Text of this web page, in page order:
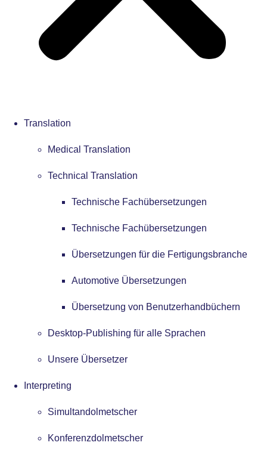
Translation
Medical Translation
Technical Translation
Technische Fachübersetzungen
Technische Fachübersetzungen
Übersetzungen für die Fertigungsbranche
Automotive Übersetzungen
Übersetzung von Benutzerhandbüchern
Desktop-Publishing für alle Sprachen
Unsere Übersetzer
Interpreting
Simultandolmetscher
Konferenzdolmetscher